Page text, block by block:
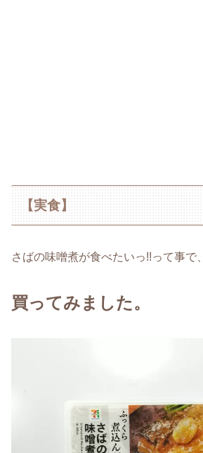
【実食】
さばの味噌煮が食べたいっ!!って事で、
買ってみました。